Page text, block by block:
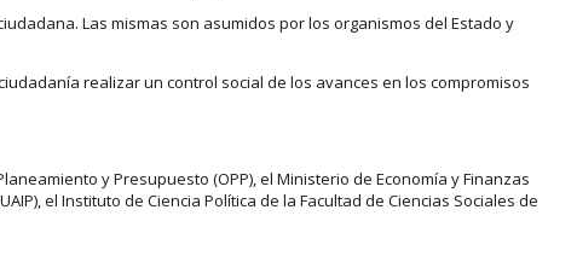
Las mismas son asumidos por los organismos del Estado y
realizar un control social de los avances en los compromisos
y Presupuesto (OPP), el Ministerio de Economía y Finanzas
el Instituto de Ciencia Política de la Facultad de Ciencias Sociales de